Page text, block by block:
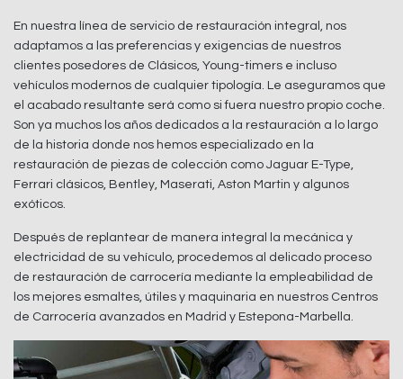
En nuestra línea de servicio de restauración integral, nos
adaptamos a las preferencias y exigencias de nuestros
clientes posedores de Clásicos, Young-timers e incluso
vehículos modernos de cualquier tipología. Le aseguramos que
el acabado resultante será como si fuera nuestro propio coche.
Son ya muchos los años dedicados a la restauración a lo largo
de la historia donde nos hemos especializado en la
restauración de piezas de colección como Jaguar E-Type,
Ferrari clásicos, Bentley, Maserati, Aston Martin y algunos
exóticos.
Después de replantear de manera integral la mecánica y
electricidad de su vehículo, procedemos al delicado proceso
de restauración de carrocería mediante la empleabilidad de
los mejores esmaltes, útiles y maquinaria en nuestros Centros
de Carrocería avanzados en Madrid y Estepona-Marbella.